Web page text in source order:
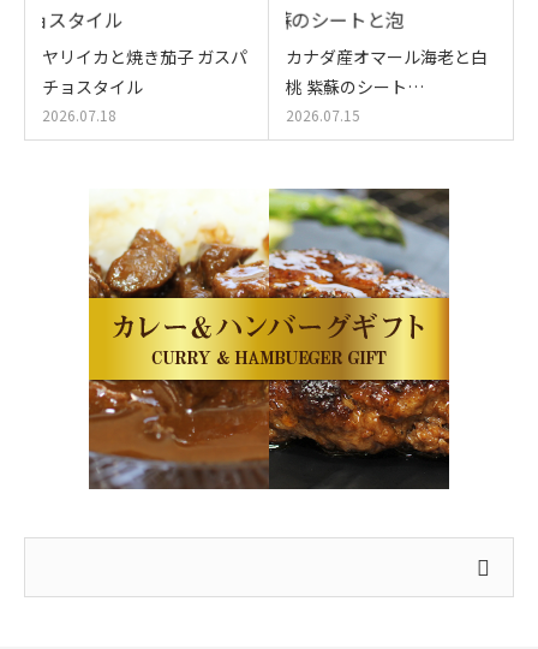
ヤリイカと焼き茄子 ガスパ
チョスタイル
2026.07.18
カナダ産オマール海老と白
桃 紫蘇のシート…
2026.07.15